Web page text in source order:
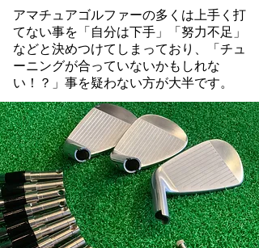
アマチュアゴルファーの多くは上手く打
てない事を「自分は下手」「努力不足」
などと決めつけてしまっており、「チュ
ーニングが合っていないかもしれな
い！？」事を疑わない方が大半です。